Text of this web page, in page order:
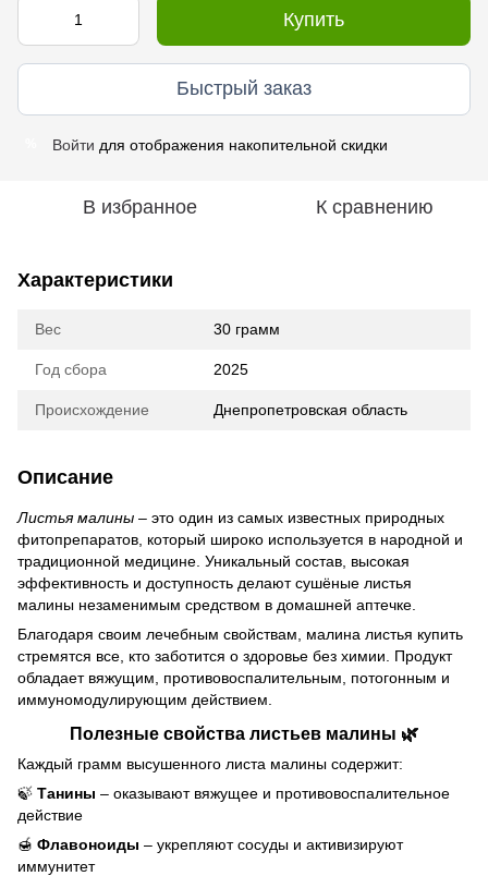
Купить
Быстрый заказ
Войти для отображения накопительной скидки
В избранное К сравнению
Характеристики
Вес 30 грамм
Год сбора 2025
Происхождение Днепропетровская область
Описание
Листья малины – это один из самых известных природных
фитопрепаратов, который широко используется в народной и
традиционной медицине. Уникальный состав, высокая
эффективность и доступность делают сушёные листья
малины незаменимым средством в домашней аптечке.
Благодаря своим лечебным свойствам, малина листья купить
стремятся все, кто заботится о здоровье без химии. Продукт
обладает вяжущим, противовоспалительным, потогонным и
иммуномодулирующим действием.
Полезные свойства листьев малины 🌿
Каждый грамм высушенного листа малины содержит:
🍃 Танины – оказывают вяжущее и противовоспалительное
действие
🍯 Флавоноиды – укрепляют сосуды и активизируют
иммунитет